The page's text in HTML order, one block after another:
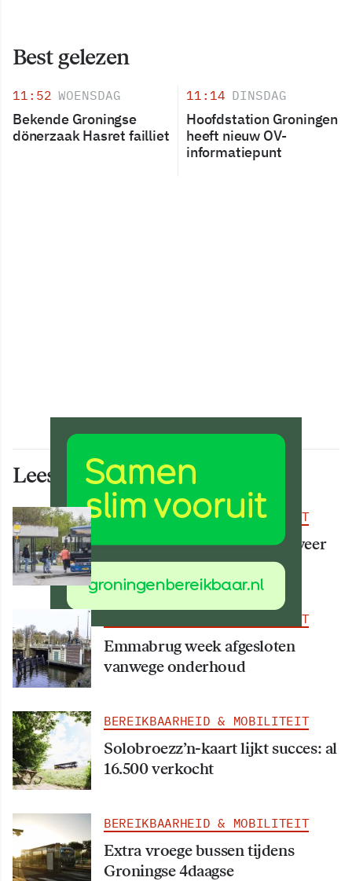
Best gelezen
11:52 WOENSDAG
Bekende Groningse
dönerzaak Hasret failliet
11:14 DINSDAG
Hoofdstation Groningen
heeft nieuw OV-
informatiepunt
Lees ook deze artikelen
BEREIKBAARHEID & MOBILITEIT
Vanaf 15 augustus rijden er weer
meer bussen
BEREIKBAARHEID & MOBILITEIT
Emmabrug week afgesloten
vanwege onderhoud
BEREIKBAARHEID & MOBILITEIT
Solobroezz’n-kaart lijkt succes: al
16.500 verkocht
BEREIKBAARHEID & MOBILITEIT
Extra vroege bussen tijdens
Groningse 4daagse